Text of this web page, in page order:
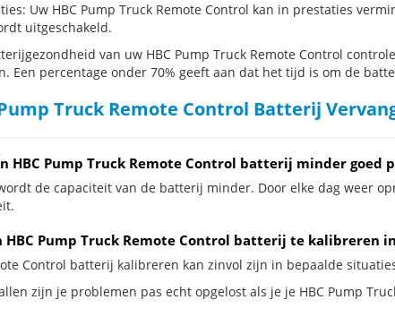
Uw HBC Pump Truck Remote Control kan in prestaties
uitgeschakeld.
van uw HBC Pump Truck Remote Control
Een percentage onder 70% geeft aan dat het tijd is om de
Truck Remote Control Batterij
HBC Pump Truck Remote Control batterij minder goed
de capaciteit van de batterij minder. Door elke dag weer
Pump Truck Remote Control batterij te kalibreren
Control batterij kalibreren kan zinvol zijn in bepaalde
zijn je problemen pas echt opgelost als je je HBC Pump